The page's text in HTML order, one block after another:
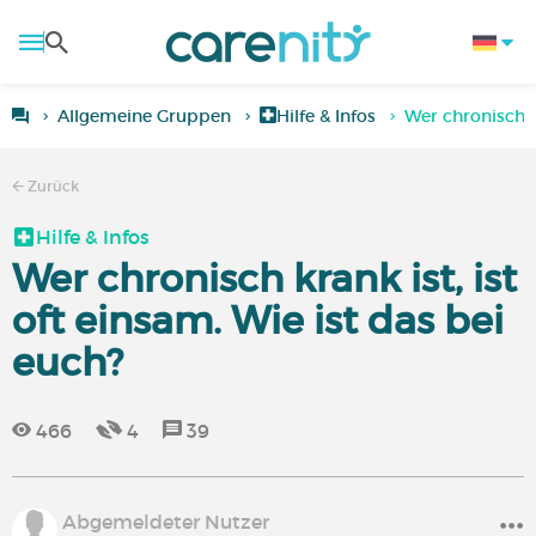
Allgemeine Gruppen Hilfe & Infos Wer chronisch
Zurück
Hilfe & Infos
Wer chronisch krank ist, ist
oft einsam. Wie ist das bei
euch?
466 4 39
Abgemeldeter Nutzer